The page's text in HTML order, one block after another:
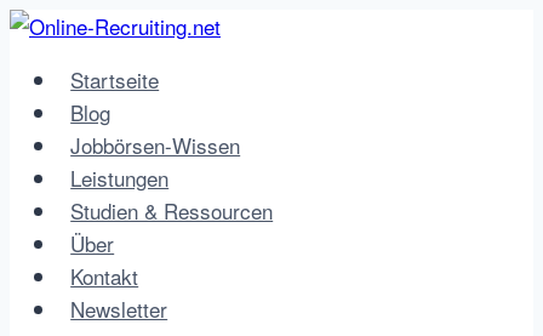
Zum
springenStartseite
Blog
Jobbörsen-Wissen
Leistungen
Studien & Ressourcen
Über
Kontakt
Newsletter